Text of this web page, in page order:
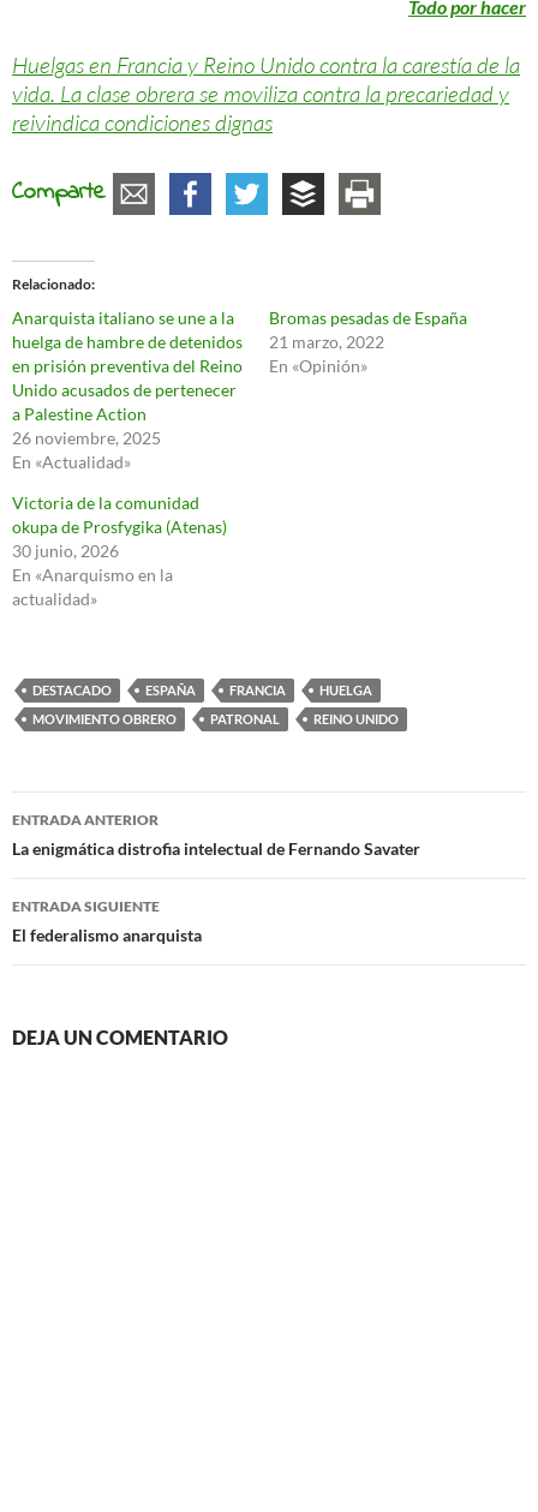
Todo por hacer
Huelgas en Francia y Reino Unido contra la carestía de la
vida. La clase obrera se moviliza contra la precariedad y
reivindica condiciones dignas
Comparte
Relacionado
Anarquista italiano se une a la
huelga de hambre de detenidos
en prisión preventiva del Reino
Unido acusados de pertenecer
a Palestine Action
26 noviembre, 2025
En «Actualidad»
Bromas pesadas de España
21 marzo, 2022
En «Opinión»
Victoria de la comunidad
okupa de Prosfygika (Atenas)
30 junio, 2026
En «Anarquismo en la
actualidad»
DESTACADO ESPAÑA FRANCIA
HUELGA
MOVIMIENTO OBRERO
PATRONAL REINO UNIDO
Navegación
de
entradas
ENTRADA ANTERIOR
La enigmática distrofia intelectual de Fernando Savater
ENTRADA SIGUIENTE
El federalismo anarquista
DEJA UN COMENTARIO